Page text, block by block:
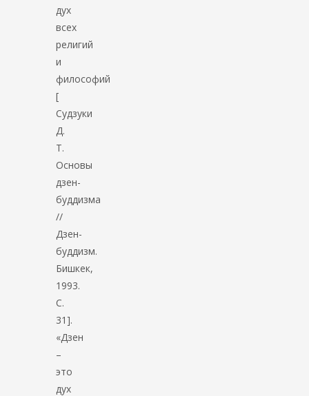
дух
всех
религий
и
философий
[
Судзуки
Д.
Т.
Основы
дзен-
буддизма
//
Дзен-
буддизм.
Бишкек,
1993.
C.
31].
«Дзен
–
это
дух